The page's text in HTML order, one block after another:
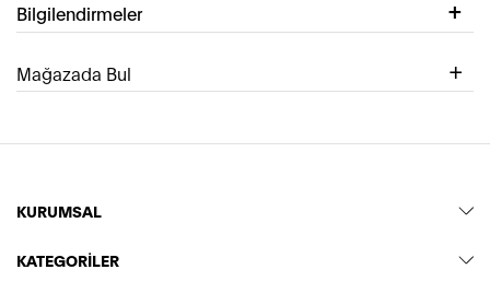
Bilgilendirmeler
Mağazada Bul
KURUMSAL
KATEGORİLER